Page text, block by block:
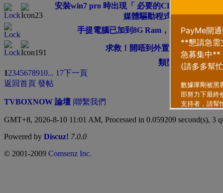
安裝win7 pro 時出現「 必要的CD/DVD 磁碟機
媒體驅動程式您的電腦需要
手提電腦已加到8G Ram，為什麼可用的
求救！開唔到外置hard disk
類型
排序方式
12345678910... 17下一頁
返回首頁 發帖
TVBOXNOW 論壇 |聯繫我們
GMT+8, 2026-8-10 11:01 AM, Processed in 0.059209 second(s), 3
Powered by Discuz! 7.0.0
© 2001-2009 Comsenz Inc.